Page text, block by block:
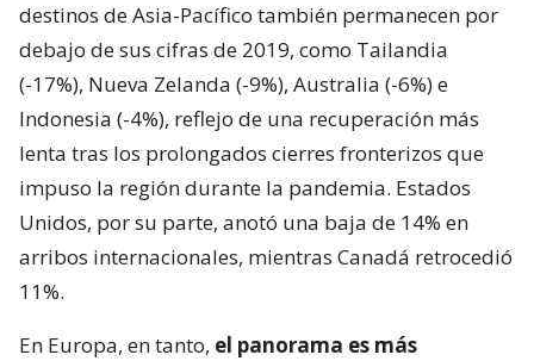
destinos de Asia-Pacífico también permanecen por
debajo de sus cifras de 2019, como Tailandia
(-17%), Nueva Zelanda (-9%), Australia (-6%) e
Indonesia (-4%), reflejo de una recuperación más
lenta tras los prolongados cierres fronterizos que
impuso la región durante la pandemia. Estados
Unidos, por su parte, anotó una baja de 14% en
arribos internacionales, mientras Canadá retrocedió
11%.
En Europa, en tanto, el panorama es más